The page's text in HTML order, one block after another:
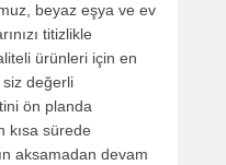
beyaz eşya ve ev
titizlikle
ürünleri için en
değerli
ön planda
kısa sürede
aksamadan devam